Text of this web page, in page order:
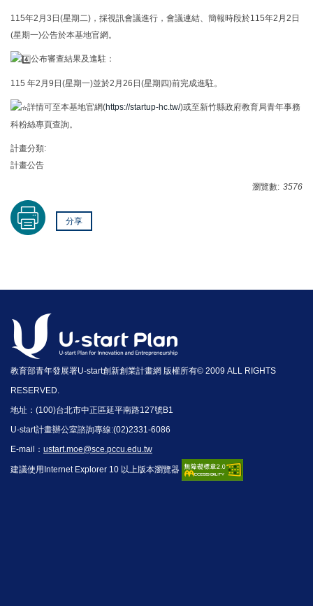
115年2月3日(星期二)，採視訊會議進行，會議連結、簡報時段於115年2月2日
(星期一)公告於本基地官網。
公布審查結果及進駐：
115 年2月9日(星期一)並於2月26日(星期四)前完成進駐。
詳情可至本基地官網(https://startup-hc.tw/)或至新竹縣政府教育局青年事務
科粉絲專頁查詢。
計畫分類:
計畫公告
瀏覽數: 3576
分享
教育部青年發展署U-start創新創業計畫網 版權所有© 2009 ALL RIGHTS
RESERVED.
地址：(100)台北市中正區延平南路127號B1
U-start計畫辦公室諮詢專線:(02)2331-6086
E-mail： ustart.moe@sce.pccu.edu.tw
建議使用Internet Explorer 10 以上版本瀏覽器